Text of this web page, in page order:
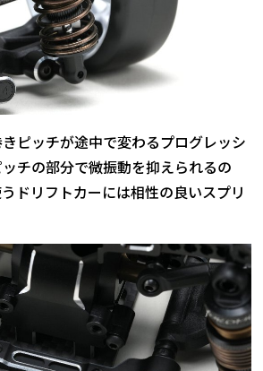
ピッチが途中で変わるプログレッシ
チの部分で微振動を抑えられるの
ドリフトカーには相性の良いスプリ